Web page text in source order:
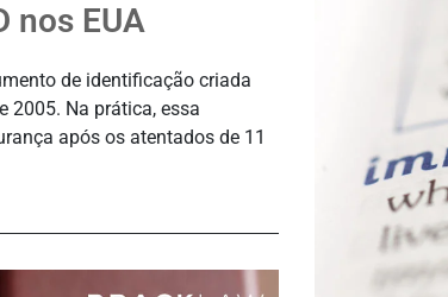
nos EUA
de identificação criada
2005. Na prática, essa
após os atentados de 11